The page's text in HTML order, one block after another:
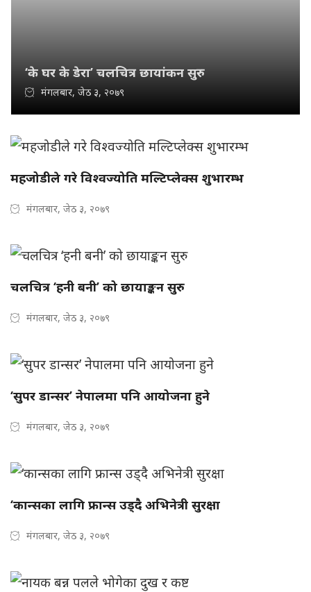
‘के घर के डेरा’ चलचित्र छायांकन सुरु
मंगलबार, जेठ ३, २०७९
महजोडीले गरे विश्वज्योति मल्टिप्लेक्स शुभारम्भ
मंगलबार, जेठ ३, २०७९
चलचित्र ‘हनी बनी’ को छायाङ्कन सुरु
मंगलबार, जेठ ३, २०७९
‘सुपर डान्सर’ नेपालमा पनि आयोजना हुने
मंगलबार, जेठ ३, २०७९
‘कान्सका लागि फ्रान्स उड्दै अभिनेत्री सुरक्षा
मंगलबार, जेठ ३, २०७९